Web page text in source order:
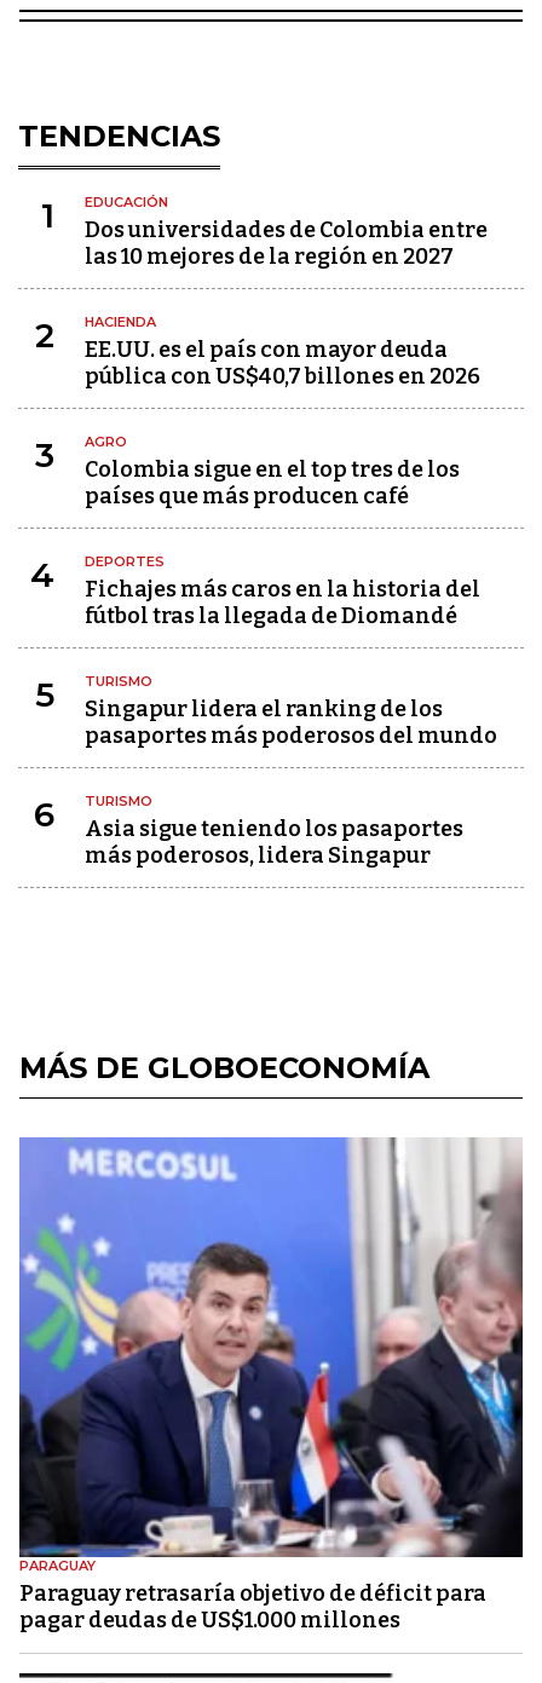
TENDENCIAS
1 EDUCACIÓN
Dos universidades de Colombia entre
las 10 mejores de la región en 2027
2 HACIENDA
EE.UU. es el país con mayor deuda
pública con US$40,7 billones en 2026
3 AGRO
Colombia sigue en el top tres de los
países que más producen café
4 DEPORTES
Fichajes más caros en la historia del
fútbol tras la llegada de Diomandé
5 TURISMO
Singapur lidera el ranking de los
pasaportes más poderosos del mundo
6 TURISMO
Asia sigue teniendo los pasaportes
más poderosos, lidera Singapur
MÁS DE GLOBOECONOMÍA
PARAGUAY
Paraguay retrasaría objetivo de déficit para
pagar deudas de US$1.000 millones